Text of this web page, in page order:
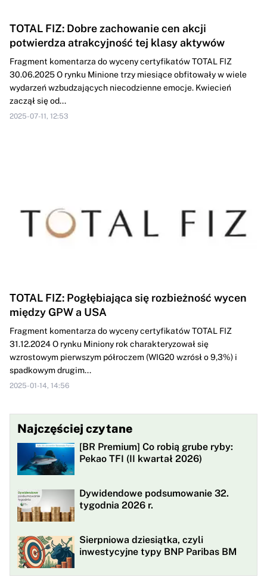
TOTAL FIZ: Dobre zachowanie cen akcji
potwierdza atrakcyjność tej klasy aktywów
Fragment komentarza do wyceny certyfikatów TOTAL FIZ
30.06.2025 O rynku Minione trzy miesiące obfitowały w wiele
wydarzeń wzbudzających niecodzienne emocje. Kwiecień
zaczął się od...
2025-07-11, 12:53
TOTAL FIZ: Pogłębiająca się rozbieżność wycen
między GPW a USA
Fragment komentarza do wyceny certyfikatów TOTAL FIZ
31.12.2024 O rynku Miniony rok charakteryzował się
wzrostowym pierwszym półroczem (WIG20 wzrósł o 9,3%) i
spadkowym drugim...
2025-01-14, 14:56
Najczęściej czytane
[BR Premium] Co robią grube ryby:
Pekao TFI (II kwartał 2026)
Dywidendowe podsumowanie 32.
tygodnia 2026 r.
Sierpniowa dziesiątka, czyli
inwestycyjne typy BNP Paribas BM